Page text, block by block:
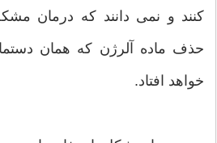
کنند و نمی دانند که درمان
حذف ماده آلرژن که همان
خواهد افتاد.